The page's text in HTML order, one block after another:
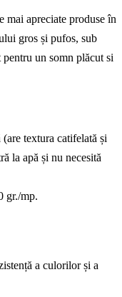
mai apreciate produse în
gros și pufos, sub
un somn plăcut si
textura catifelată și
la apă și nu necesită
gr./mp.
a culorilor și a